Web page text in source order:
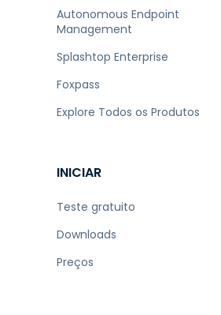
Autonomous Endpoint
Management
Splashtop Enterprise
Foxpass
Explore Todos os Produtos
INICIAR
Teste gratuito
Downloads
Preços